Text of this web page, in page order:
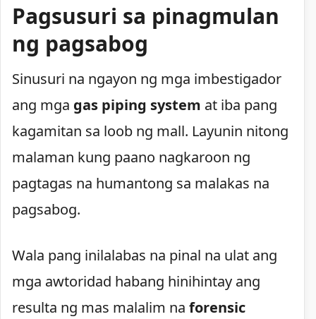
Pagsusuri sa pinagmulan
ng pagsabog
Sinusuri na ngayon ng mga imbestigador
ang mga gas piping system at iba pang
kagamitan sa loob ng mall. Layunin nitong
malaman kung paano nagkaroon ng
pagtagas na humantong sa malakas na
pagsabog.
Wala pang inilalabas na pinal na ulat ang
mga awtoridad habang hinihintay ang
resulta ng mas malalim na forensic